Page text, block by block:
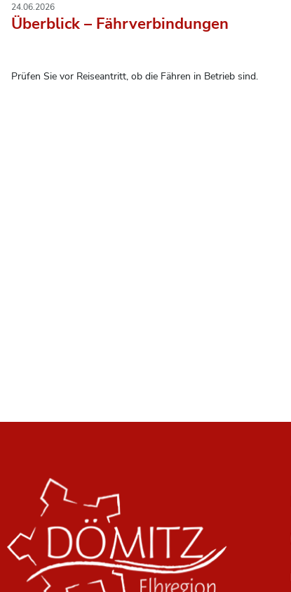
Überblick – Fährverbindungen
24.06.2026
Prüfen Sie vor Reiseantritt, ob die Fähren in Betrieb sind.